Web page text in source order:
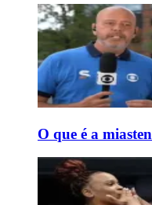
O que é a